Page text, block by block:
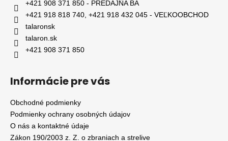
+421 908 371 850 - PREDAJŇA BA
+421 918 818 740, +421 918 432 045 - VEĽKOOBCHOD
talaronsk
talaron.sk
+421 908 371 850
Informácie pre vás
Obchodné podmienky
Podmienky ochrany osobných údajov
O nás a kontaktné údaje
Zákon 190/2003 z. Z. o zbraniach a strelive